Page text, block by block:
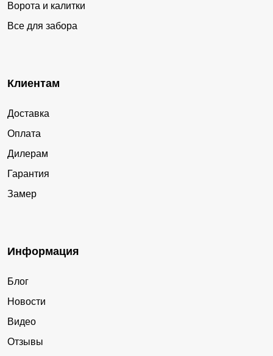
Ворота и калитки
Все для забора
Клиентам
Доставка
Оплата
Дилерам
Гарантия
Замер
Информация
Блог
Новости
Видео
Отзывы